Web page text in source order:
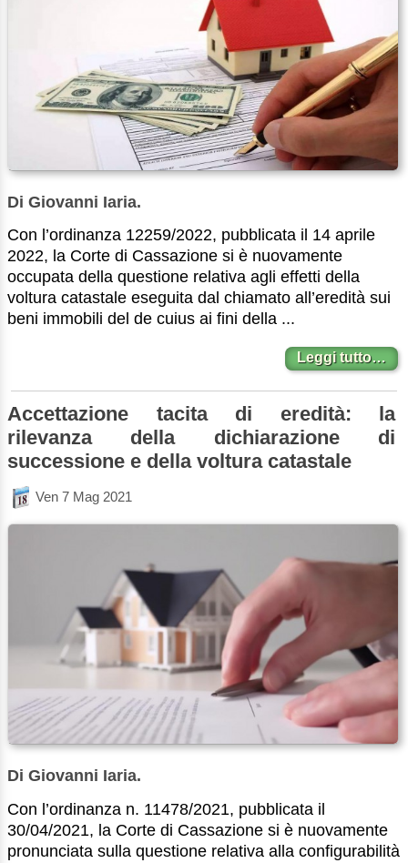
Di Giovanni Iaria.
Con l’ordinanza 12259/2022, pubblicata il 14 aprile
2022, la Corte di Cassazione si è nuovamente
occupata della questione relativa agli effetti della
voltura catastale eseguita dal chiamato all’eredità sui
beni immobili del de cuius ai fini della ...
Leggi tutto…
Accettazione tacita di eredità: la
rilevanza della dichiarazione di
successione e della voltura catastale
Ven 7 Mag 2021
Di Giovanni Iaria.
Con l’ordinanza n. 11478/2021, pubblicata il
30/04/2021, la Corte di Cassazione si è nuovamente
pronunciata sulla questione relativa alla configurabilità